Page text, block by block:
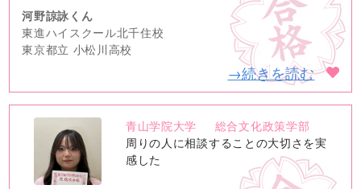
河野諒詠くん
東進ハイスクール北千住校
東京都立 小松川高校
→続きを読む
no
image
青山学院大学
総合文化政策学部
周りの人に相談することの大切さを実
感した